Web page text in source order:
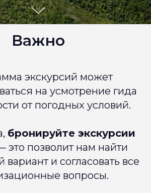
Важно
экскурсий может
на усмотрение гида
от погодных условий.
бронируйте экскурсии
это позволит нам найти
и согласовать все
вопросы.